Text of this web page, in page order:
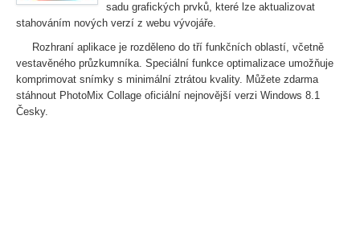
sadu grafických prvků, které lze aktualizovat
stahováním nových verzí z webu vývojáře.
Rozhraní aplikace je rozděleno do tří funkčních oblastí, včetně
vestavěného průzkumníka. Speciální funkce optimalizace umožňuje
komprimovat snímky s minimální ztrátou kvality. Můžete zdarma
stáhnout PhotoMix Collage oficiální nejnovější verzi Windows 8.1
Česky.